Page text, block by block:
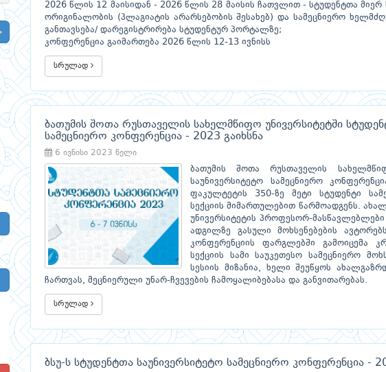
2026 წლის 12 მაისიდან - 2026 წლის 28 მაისის ჩათვლით - სტუდენტთა მიერ
ორიგინალობის (პლაგიატის არარსებობის შესახებ) და სამეცნიერო
განთავსება/ დარეგისტრირება სტუდენტურ პორტალზე;
კონფერენცია გაიმართება 2026 წლის 12-13 ივნისს
სრულად
ბათუმის შოთა რუსთაველის სახელმწიფო უნივერსიტეტში
სამეცნიერო კონფერენცია - 2023 გაიხსნა
6 ივნისი 2023 წელი
ბათუმის შოთა რუსთაველის
საუნივერსიტეტო სამეცნიერო
ფაკულტეტის 350-ზე მეტი სტუდენტი
სექციის მიმართულებით წარმოადგენს.
უნივერსიტეტის პროფესორ-მასწავლებლები
ადგილზე გასული მოხსენებების
კონფერენციის ფარგლებში გამოიცემა
სექციის სამი საუკეთესო სამეცნიერო
სესიის მიზანია, ხელი შეუწყოს
ჩართვას, მეცნიერული უნარ-ჩვევების ჩამოყალიბებასა და განვითარებას.
სრულად
ბსუ-ს სტუდენტთა საუნივერსიტეტო სამეცნიერო კონფერენცია -